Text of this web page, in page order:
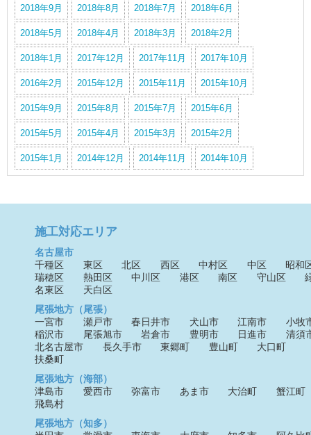
2018年9月 2018年8月 2018年7月 2018年6月
2018年5月 2018年4月 2018年3月 2018年2月
2018年1月 2017年12月 2017年11月 2017年10月
2016年2月 2015年12月 2015年11月 2015年10月
2015年9月 2015年8月 2015年7月 2015年6月
2015年5月 2015年4月 2015年3月 2015年2月
2015年1月 2014年12月 2014年11月 2014年10月
施工対応エリア
名古屋市
千種区
東区 北区 西区 中村区 中区
昭和
瑞穂区
熱田区 中川区 港区 南区 守山区
名東区
天白区
尾張地方（尾張）
一宮市
瀬戸市 春日井市 犬山市 江南市
小牧
稲沢市
尾張旭市 岩倉市 豊明市 日進市
清須
北名古屋市
長久手市 東郷町 豊山町
大口町
扶桑町
尾張地方（海部）
津島市
愛西市 弥富市 あま市 大治町
蟹江町
飛島村
尾張地方（知多）